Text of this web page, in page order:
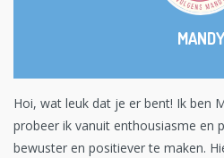
MANDY
Hoi, wat leuk dat je er bent! Ik ben
probeer ik vanuit enthousiasme en
bewuster en positiever te maken.